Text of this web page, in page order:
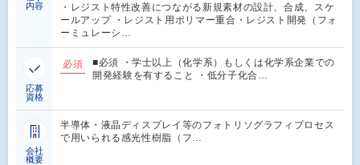
内容
・レジスト特性改善につながる新規素材の設計、合成、スケ
ールアップ ・レジスト用ポリマー重合・レジスト開発（フォ
ーミュレーシ…
応募
資格
必須
■必須 ・学士以上（化学系）もしくは化学系企業での
開発経験を有すること ・低分子化合…
会社
概要
半導体・液晶ディスプレイ等のフォトリソグラフィプロセス
で用いられる感光性樹脂（フ…